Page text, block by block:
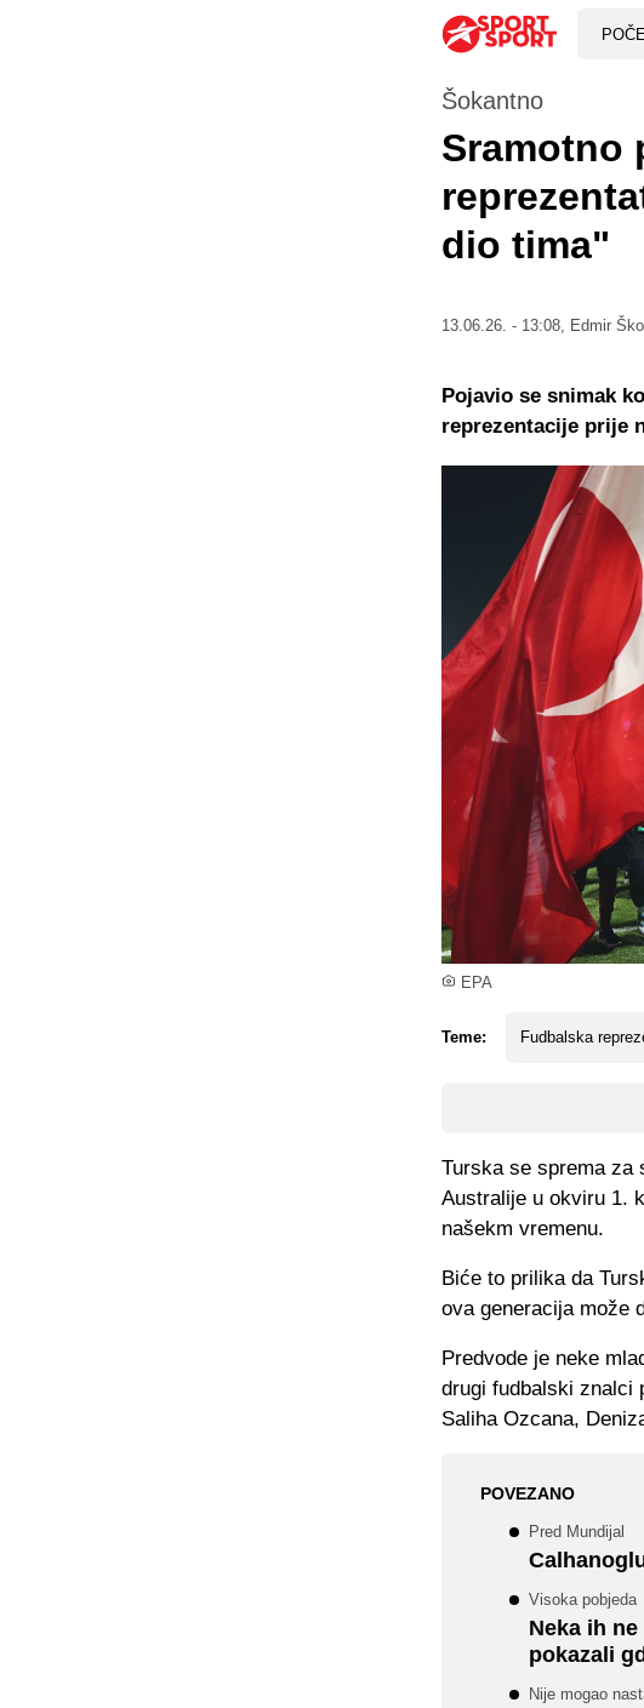
EPA
Šokantno
Sramotno
dio tima"
13.06.26. - 13:08, Edmir
Teme: Fudbalska
Pojavio se snimak
reprezentacije prije
Turska se sprema za
Australije u okviru 1.
našekm vremenu.
Biće to prilika da
ova generacija može
Predvode je neke
drugi fudbalski znalci
Saliha Ozcana,
POVEZANO
Pred Mundijal
Visoka pobjeda
Neka ih
pokazali
Nije mogao